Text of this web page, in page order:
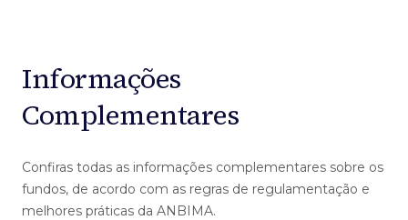
Informações
Complementares
Confiras todas as informações complementares sobre os
fundos, de acordo com as regras de regulamentação e
melhores práticas da ANBIMA.